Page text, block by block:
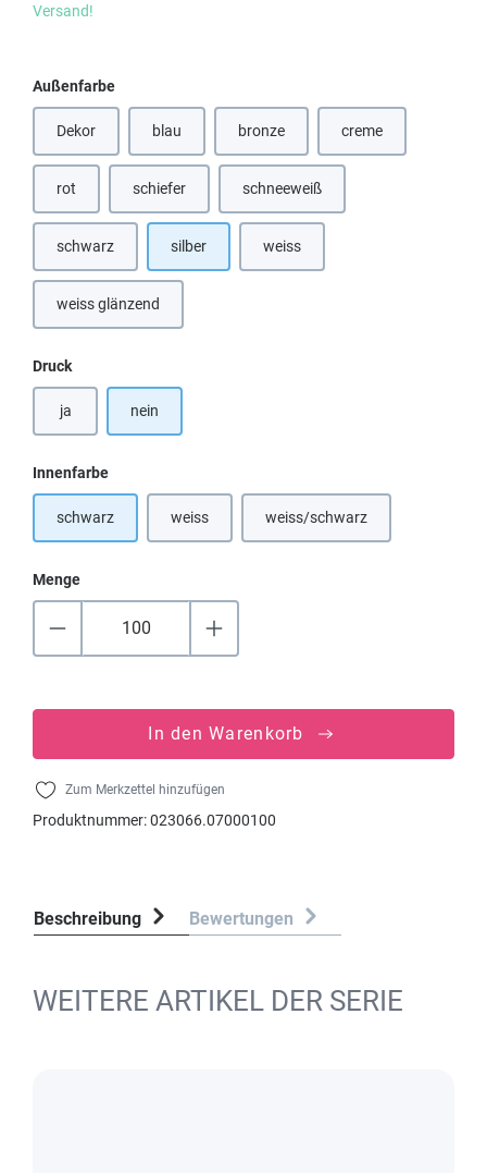
Versand!
Außenfarbeauswählen
Dekor blau(Diese Option ist zurzeit nicht verfügbar.)
bronze(Diese Option ist zurzeit nicht
creme(Diese Option ist
rot schiefer schneeweiß
schwarz silber weiss(Diese Option ist zurzeit nicht
weiss glänzend(Diese Option ist zurzeit nicht verfügbar.)
Druckauswählen
ja nein
Innenfarbeauswählen
schwarz weiss(Diese Option ist zurzeit nicht verfügbar.)
weiss/schwarz(Diese Option ist zurzeit
Menge
In den Warenkorb
Zum Merkzettel hinzufügen
Produktnummer:023066.07000100
Beschreibung Bewertungen
WEITERE ARTIKEL DER SERIE